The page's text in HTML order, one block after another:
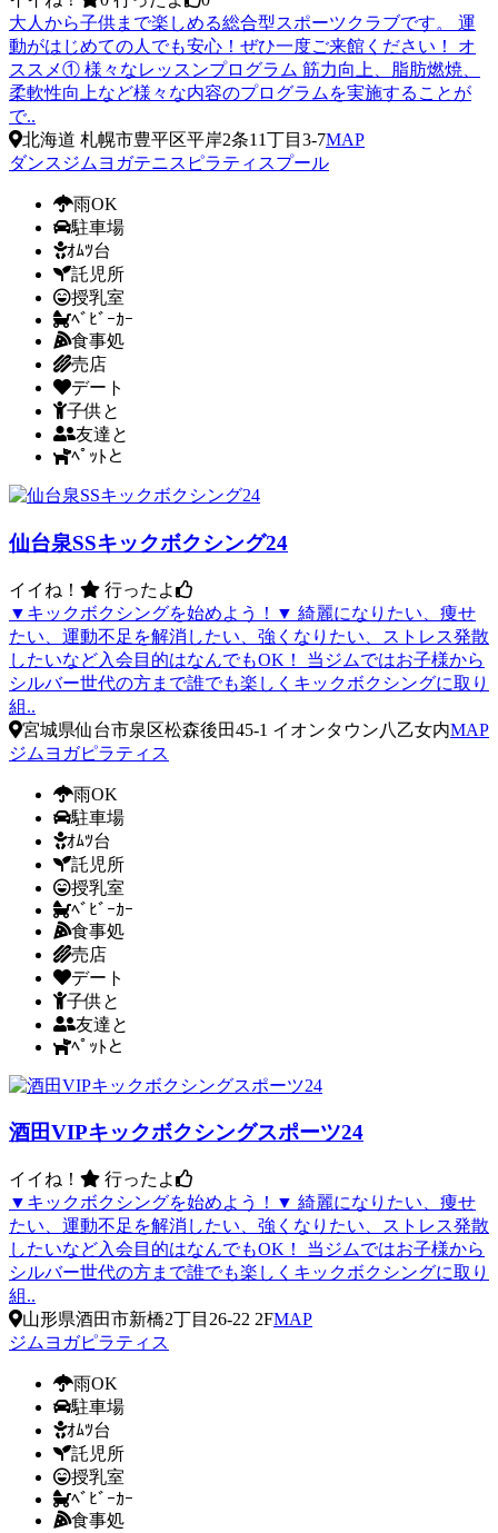
大人から子供まで楽しめる総合型スポーツクラブです。 運
動がはじめての人でも安心！ぜひ一度ご来館ください！ オ
ススメ① 様々なレッスンプログラム 筋力向上、脂肪燃焼、
柔軟性向上など様々な内容のプログラムを実施することが
で..
北海道 札幌市豊平区平岸2条11丁目3-7MAP
ダンス ジム ヨガテニス ピラティスプール
雨OK
駐車場
ｵﾑﾂ台
託児所
授乳室
ﾍﾞﾋﾞｰｶｰ
食事処
売店
デート
子供と
友達と
ﾍﾟｯﾄと
仙台泉SSキックボクシング24
イイね！
行ったよ
▼キックボクシングを始めよう！▼ 綺麗になりたい、痩せ
たい、運動不足を解消したい、強くなりたい、ストレス発散
したいなど入会目的はなんでもOK！ 当ジムではお子様から
シルバー世代の方まで誰でも楽しくキックボクシングに取り
組..
宮城県仙台市泉区松森後田45-1 イオンタウン八乙女内MAP
ジム ヨガピラティス
雨OK
駐車場
ｵﾑﾂ台
託児所
授乳室
ﾍﾞﾋﾞｰｶｰ
食事処
売店
デート
子供と
友達と
ﾍﾟｯﾄと
酒田VIPキックボクシングスポーツ24
イイね！
行ったよ
▼キックボクシングを始めよう！▼ 綺麗になりたい、痩せ
たい、運動不足を解消したい、強くなりたい、ストレス発散
したいなど入会目的はなんでもOK！ 当ジムではお子様から
シルバー世代の方まで誰でも楽しくキックボクシングに取り
組..
山形県酒田市新橋2丁目26-22 2FMAP
ジム ヨガピラティス
雨OK
駐車場
ｵﾑﾂ台
託児所
授乳室
ﾍﾞﾋﾞｰｶｰ
食事処